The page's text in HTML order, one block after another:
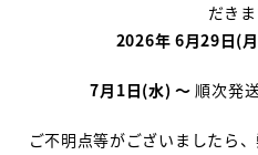
だきま
2026年 6月29日(
7月1日(水) ～順次発
ご不明点等がございましたら